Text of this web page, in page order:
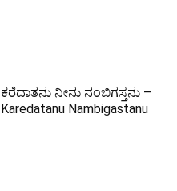
ಕರೆದಾತನು ನೀನು ನಂಬಿಗಸ್ತನು –
Karedatanu Nambigastanu